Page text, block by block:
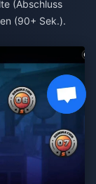
(Abschluss
(90+ Sek.).